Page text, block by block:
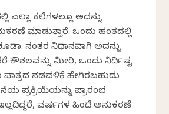
ಎಲ್ಲಾ ಕಲೆಗಳಲ್ಲೂ ಅದನ್ನು
ಮಾಡುತ್ತಾರೆ. ಒಂದು ಹಂತದಲ್ಲಿ
ನಂತರ ನಿಧಾನವಾಗಿ ಅದನ್ನು
ಕೌಶಲವನ್ನು ಮೀರಿ, ಒಂದು ನಿರ್ದಿಷ್ಟ
ಪಾತ್ರದ ನಡವಳಿಕೆ ಹೇಗಿರಬಹುದು
ಪ್ರಕ್ರಿಯೆಯನ್ನು ಪ್ರಾರಂಭ
ವರ್ಷಗಳ ಹಿಂದೆ ಅನುಕರಣೆ